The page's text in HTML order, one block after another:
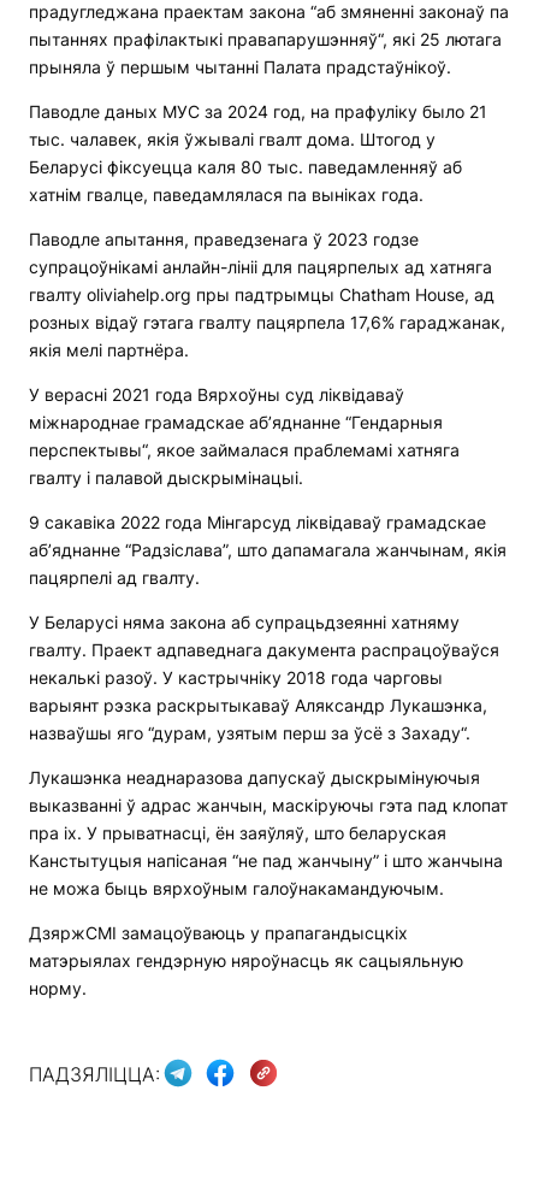
прадугледжана праектам закона “аб змяненні законаў па
пытаннях прафілактыкі правапарушэнняў“, які 25 лютага
прыняла ў першым чытанні Палата прадстаўнікоў.
Паводле даных МУС за 2024 год, на прафуліку было 21
тыс. чалавек, якія ўжывалі гвалт дома. Штогод у
Беларусі фіксуецца каля 80 тыс. паведамленняў аб
хатнім гвалце, паведамлялася па выніках года.
Паводле апытання, праведзенага ў 2023 годзе
супрацоўнікамі анлайн-лініі для пацярпелых ад хатняга
гвалту oliviahelp.org пры падтрымцы Chatham House, ад
розных відаў гэтага гвалту пацярпела 17,6% гараджанак,
якія мелі партнёра.
У верасні 2021 года Вярхоўны суд ліквідаваў
міжнароднае грамадскае аб’яднанне “Гендарныя
перспектывы“, якое займалася праблемамі хатняга
гвалту і палавой дыскрымінацыі.
9 сакавіка 2022 года Мінгарсуд ліквідаваў грамадскае
аб’яднанне “Радзіслава”, што дапамагала жанчынам, якія
пацярпелі ад гвалту.
У Беларусі няма закона аб супрацьдзеянні хатняму
гвалту. Праект адпаведнага дакумента распрацоўваўся
некалькі разоў. У кастрычніку 2018 года чарговы
варыянт рэзка раскрытыкаваў Аляксандр Лукашэнка,
назваўшы яго “дурам, узятым перш за ўсё з Захаду“.
Лукашэнка неаднаразова дапускаў дыскрымінуючыя
выказванні ў адрас жанчын, маскіруючы гэта пад клопат
пра іх. У прыватнасці, ён заяўляў, што беларуская
Канстытуцыя напісаная “не пад жанчыну” і што жанчына
не можа быць вярхоўным галоўнакамандуючым.
ДзяржСМІ замацоўваюць у прапагандысцкіх
матэрыялах гендэрную няроўнасць як сацыяльную
норму.
ПАДЗЯЛІЦЦА: